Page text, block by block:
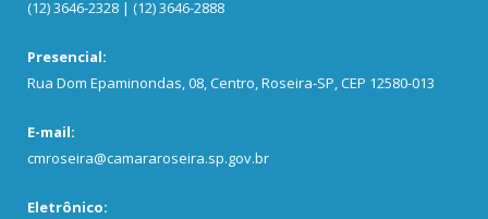
(12) 3646-2328 | (12) 3646-2888
Presencial:
Rua Dom Epaminondas, 08, Centro, Roseira-SP, CEP 12580-013
E-mail:
cmroseira@camararoseira.sp.gov.br
Eletrônico: